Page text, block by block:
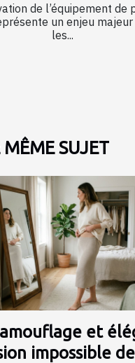
de l’équipement de
un enjeu
les...
MÊME SUJET
et
impossible